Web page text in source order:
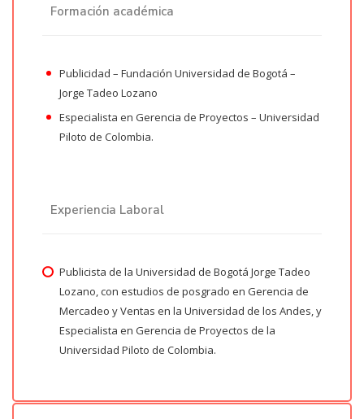
Formación académica
Publicidad – Fundación Universidad de Bogotá –
Jorge Tadeo Lozano
Especialista en Gerencia de Proyectos – Universidad
Piloto de Colombia.
Experiencia Laboral
Publicista de la Universidad de Bogotá Jorge Tadeo
Lozano, con estudios de posgrado en Gerencia de
Mercadeo y Ventas en la Universidad de los Andes, y
Especialista en Gerencia de Proyectos de la
Universidad Piloto de Colombia.